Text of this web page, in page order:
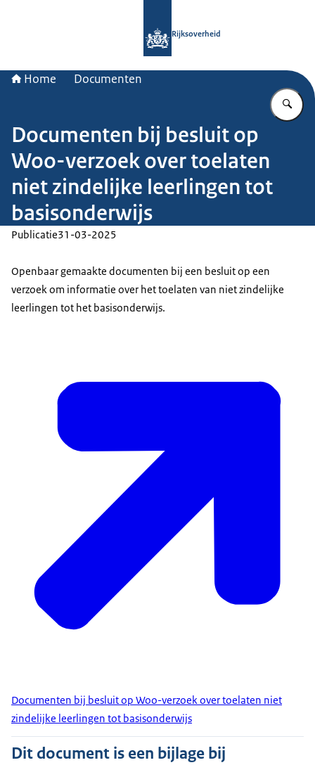
Rijksoverheid
Home Documenten
Documenten bij besluit op
Woo-verzoek over toelaten
niet zindelijke leerlingen tot
basisonderwijs
Publicatie31-03-2025
Openbaar gemaakte documenten bij een besluit op een
verzoek om informatie over het toelaten van niet zindelijke
leerlingen tot het basisonderwijs.
Documenten bij besluit op Woo-verzoek over toelaten niet
zindelijke leerlingen tot basisonderwijs
Dit document is een bijlage bij